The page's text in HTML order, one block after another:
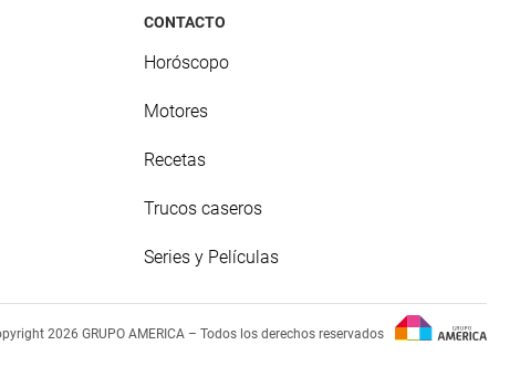
CONTACTO
Horóscopo
Motores
Recetas
Trucos caseros
Series y Películas
2026 GRUPO AMERICA – Todos los derechos reservados